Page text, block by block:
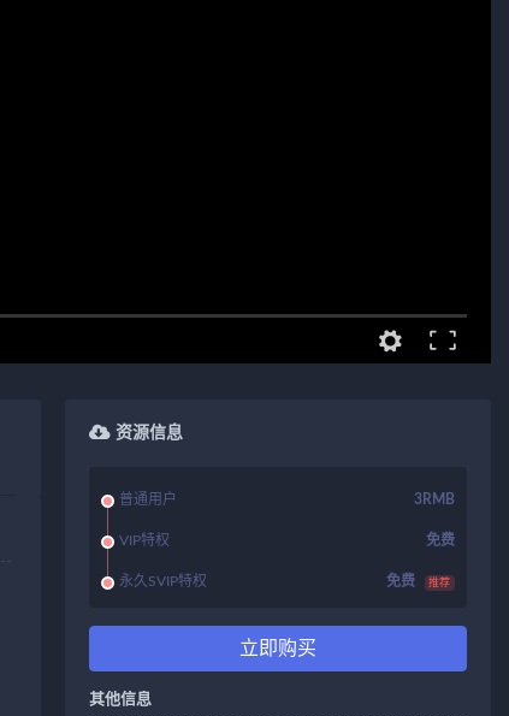
资源信息
普通用户 3RMB
VIP特权 免费
永久SVIP特权 免费 推荐
立即购买
其他信息